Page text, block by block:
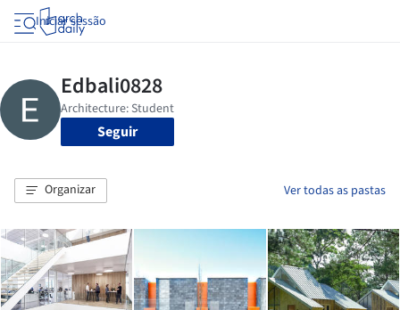
Iniciar sessão
Seguir
Organizar Ver todas as pastas